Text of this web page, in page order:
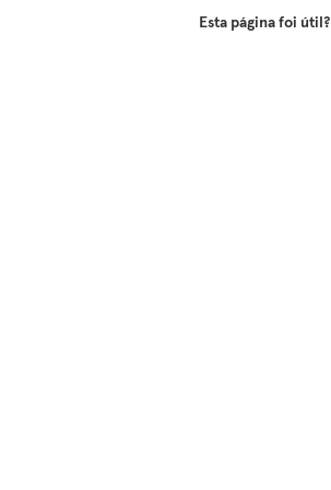
Esta página foi útil?